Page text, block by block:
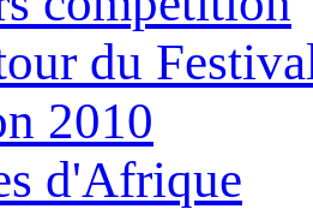
du
2010
d'Afrique